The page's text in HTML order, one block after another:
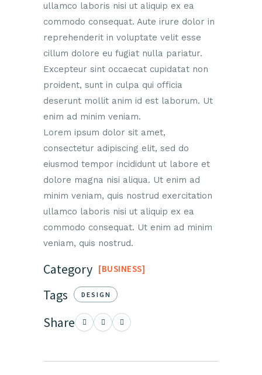
Category BUSINESS
Tags DESIGN
ullamco laboris nisi ut aliquip ex ea
commodo consequat. Aute irure dolor in
reprehenderit in voluptate velit esse
cillum dolore eu fugiat nulla pariatur.
Excepteur sint occaecat cupidatat non
proident, sunt in culpa qui officia
deserunt mollit anim id est laborum. Ut
enim ad minim veniam.
Lorem ipsum dolor sit amet,
consectetur adipiscing elit, sed do
eiusmod tempor incididunt ut labore et
dolore magna nisi aliqua. Ut enim ad
minim veniam, quis nostrud exercitation
ullamco laboris nisi ut aliquip ex ea
commodo consequat. Ut enim ad minim
veniam, quis nostrud.
Share